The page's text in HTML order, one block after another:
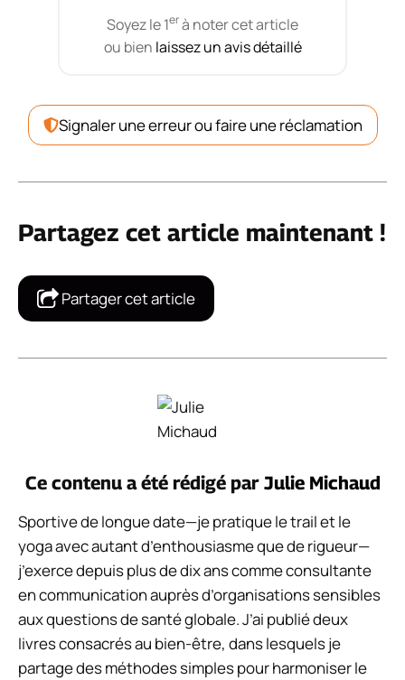
Soyez le 1erà noter cet article
ou bien laissez un avis détaillé
Signaler une erreur ou faire une réclamation
Partagez cet article maintenant !
Partager cet article
Ce contenu a été rédigé par Julie Michaud
Sportive de longue date—je pratique le trail et le
yoga avec autant d’enthousiasme que de rigueur—
j’exerce depuis plus de dix ans comme consultante
en communication auprès d’organisations sensibles
aux questions de santé globale. J’ai publié deux
livres consacrés au bien-être, dans lesquels je
partage des méthodes simples pour harmoniser le